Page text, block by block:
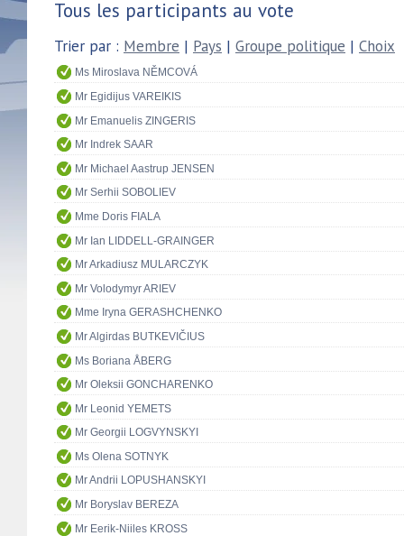
Tous les participants au vote
Trier par : Membre | Pays | Groupe politique | Choix
Ms Miroslava NĚMCOVÁ
Mr Egidijus VAREIKIS
Mr Emanuelis ZINGERIS
Mr Indrek SAAR
Mr Michael Aastrup JENSEN
Mr Serhii SOBOLIEV
Mme Doris FIALA
Mr Ian LIDDELL-GRAINGER
Mr Arkadiusz MULARCZYK
Mr Volodymyr ARIEV
Mme Iryna GERASHCHENKO
Mr Algirdas BUTKEVIČIUS
Ms Boriana ÅBERG
Mr Oleksii GONCHARENKO
Mr Leonid YEMETS
Mr Georgii LOGVYNSKYI
Ms Olena SOTNYK
Mr Andrii LOPUSHANSKYI
Mr Boryslav BEREZA
Mr Eerik-Niiles KROSS